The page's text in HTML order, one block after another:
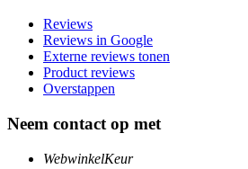
Reviews
Reviews in Google
Externe reviews tonen
Product reviews
Overstappen
Neem contact op met
WebwinkelKeur